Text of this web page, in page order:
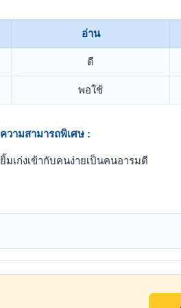
อ่าน
ดี
พอใช้
ความสามารถพิเศษ :
ยิ้มเก่งเข้ากับคนง่ายเป็นคนอารมดี